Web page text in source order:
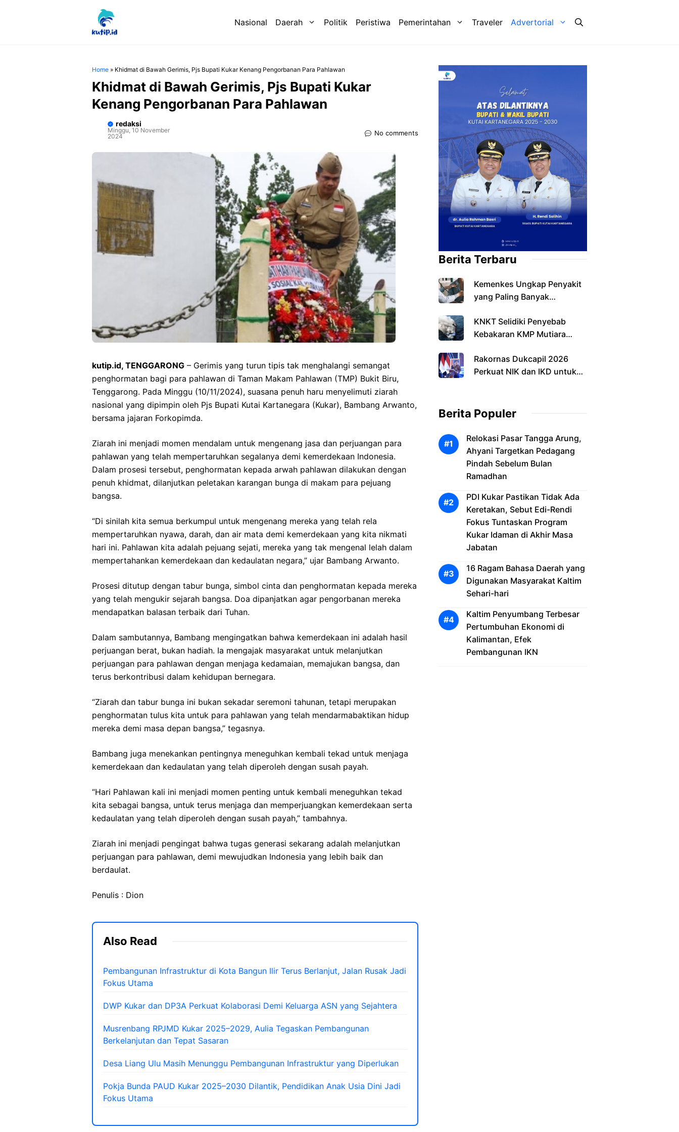
Nasional Daerah Politik Peristiwa Pemerintahan Traveler Advertorial
Home » Khidmat di Bawah Gerimis, Pjs Bupati Kukar Kenang Pengorbanan Para Pahlawan
Khidmat di Bawah Gerimis, Pjs Bupati Kukar
Kenang Pengorbanan Para Pahlawan
redaksi
Minggu, 10 November
2024
No comments
kutip.id, TENGGARONG – Gerimis yang turun tipis tak menghalangi semangat
penghormatan bagi para pahlawan di Taman Makam Pahlawan (TMP) Bukit Biru,
Tenggarong. Pada Minggu (10/11/2024), suasana penuh haru menyelimuti ziarah
nasional yang dipimpin oleh Pjs Bupati Kutai Kartanegara (Kukar), Bambang Arwanto,
bersama jajaran Forkopimda.
Ziarah ini menjadi momen mendalam untuk mengenang jasa dan perjuangan para
pahlawan yang telah mempertaruhkan segalanya demi kemerdekaan Indonesia.
Dalam prosesi tersebut, penghormatan kepada arwah pahlawan dilakukan dengan
penuh khidmat, dilanjutkan peletakan karangan bunga di makam para pejuang
bangsa.
“Di sinilah kita semua berkumpul untuk mengenang mereka yang telah rela
mempertaruhkan nyawa, darah, dan air mata demi kemerdekaan yang kita nikmati
hari ini. Pahlawan kita adalah pejuang sejati, mereka yang tak mengenal lelah dalam
mempertahankan kemerdekaan dan kedaulatan negara,” ujar Bambang Arwanto.
Prosesi ditutup dengan tabur bunga, simbol cinta dan penghormatan kepada mereka
yang telah mengukir sejarah bangsa. Doa dipanjatkan agar pengorbanan mereka
mendapatkan balasan terbaik dari Tuhan.
Dalam sambutannya, Bambang mengingatkan bahwa kemerdekaan ini adalah hasil
perjuangan berat, bukan hadiah. Ia mengajak masyarakat untuk melanjutkan
perjuangan para pahlawan dengan menjaga kedamaian, memajukan bangsa, dan
terus berkontribusi dalam kehidupan bernegara.
“Ziarah dan tabur bunga ini bukan sekadar seremoni tahunan, tetapi merupakan
penghormatan tulus kita untuk para pahlawan yang telah mendarmabaktikan hidup
mereka demi masa depan bangsa,” tegasnya.
Bambang juga menekankan pentingnya meneguhkan kembali tekad untuk menjaga
kemerdekaan dan kedaulatan yang telah diperoleh dengan susah payah.
“Hari Pahlawan kali ini menjadi momen penting untuk kembali meneguhkan tekad
kita sebagai bangsa, untuk terus menjaga dan memperjuangkan kemerdekaan serta
kedaulatan yang telah diperoleh dengan susah payah,” tambahnya.
Ziarah ini menjadi pengingat bahwa tugas generasi sekarang adalah melanjutkan
perjuangan para pahlawan, demi mewujudkan Indonesia yang lebih baik dan
berdaulat.
Penulis : Dion
Also Read
Pembangunan Infrastruktur di Kota Bangun Ilir Terus Berlanjut, Jalan Rusak Jadi
Fokus Utama
DWP Kukar dan DP3A Perkuat Kolaborasi Demi Keluarga ASN yang Sejahtera
Musrenbang RPJMD Kukar 2025–2029, Aulia Tegaskan Pembangunan
Berkelanjutan dan Tepat Sasaran
Desa Liang Ulu Masih Menunggu Pembangunan Infrastruktur yang Diperlukan
Pokja Bunda PAUD Kukar 2025–2030 Dilantik, Pendidikan Anak Usia Dini Jadi
Fokus Utama
Berita Terbaru
Kemenkes Ungkap Penyakit
yang Paling Banyak
Indonesia
KNKT Selidiki Penyebab
Kebakaran KMP Mutiara
Resmi Berakhir
Rakornas Dukcapil 2026
Perkuat NIK dan IKD untuk
Berita Populer
Relokasi Pasar Tangga Arung,
Ahyani Targetkan Pedagang
Pindah Sebelum Bulan
Ramadhan
PDI Kukar Pastikan Tidak Ada
Keretakan, Sebut Edi-Rendi
Fokus Tuntaskan Program
Kukar Idaman di Akhir Masa
Jabatan
16 Ragam Bahasa Daerah yang
Digunakan Masyarakat Kaltim
Sehari-hari
Kaltim Penyumbang Terbesar
Pertumbuhan Ekonomi di
Kalimantan, Efek
Pembangunan IKN